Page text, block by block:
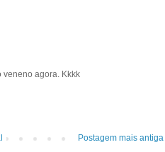
veneno agora. Kkkk
Postagem mais antiga